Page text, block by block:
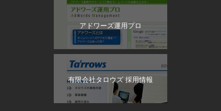
アドワーズ運用プロ
有限会社タロウズ 採用情報